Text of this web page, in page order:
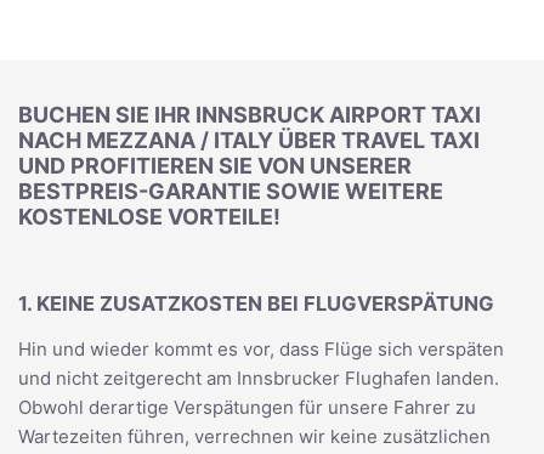
BUCHEN SIE IHR INNSBRUCK AIRPORT TAXI
NACH MEZZANA / ITALY ÜBER TRAVEL TAXI
UND PROFITIEREN SIE VON UNSERER
BESTPREIS-GARANTIE SOWIE WEITERE
KOSTENLOSE VORTEILE!
1. KEINE ZUSATZKOSTEN BEI FLUGVERSPÄTUNG
Hin und wieder kommt es vor, dass Flüge sich verspäten
und nicht zeitgerecht am Innsbrucker Flughafen landen.
Obwohl derartige Verspätungen für unsere Fahrer zu
Wartezeiten führen, verrechnen wir keine zusätzlichen